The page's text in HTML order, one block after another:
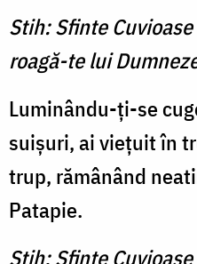
Stih: Sfinte
roagă-te lui
Luminându-ţi-se
suişuri, ai vieţuit în
trup, rămânând
Patapie.
Stih: Sfinte